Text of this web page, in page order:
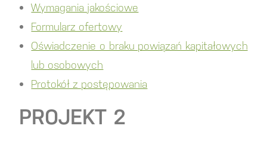
Wymagania jakościowe
Formularz ofertowy
Oświadczenie o braku powiązań kapitałowych
lub osobowych
Protokół z postępowania
PROJEKT 2